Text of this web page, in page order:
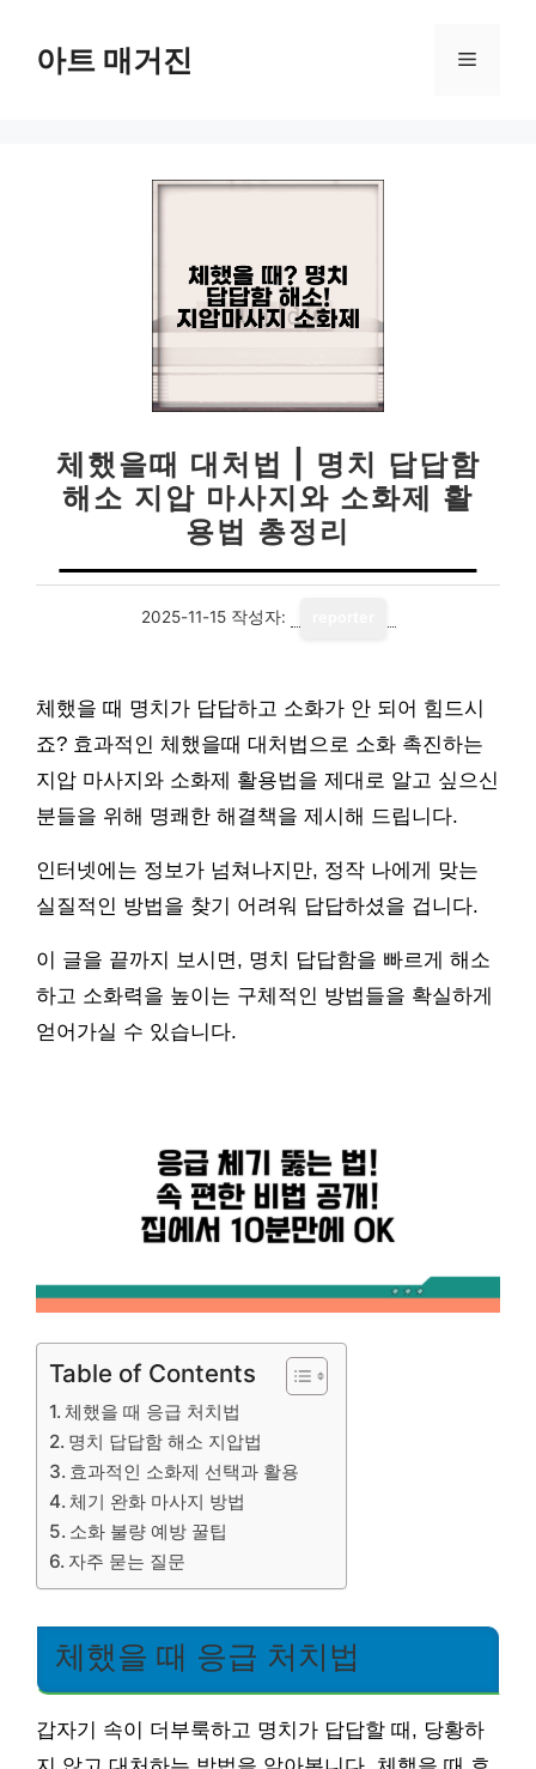
아트 매거진 메
체했을때 대처법 | 명치 답답함
해소 지압 마사지와 소화제 활
용법 총정리
2025-11-15 작성자:
체했을 때 명치가 답답하고 소화가 안 되어 힘드시
죠? 효과적인 체했을때 대처법으로 소화 촉진하는
지압 마사지와 소화제 활용법을 제대로 알고 싶으신
분들을 위해 명쾌한 해결책을 제시해 드립니다.
인터넷에는 정보가 넘쳐나지만, 정작 나에게 맞는
실질적인 방법을 찾기 어려워 답답하셨을 겁니다.
이 글을 끝까지 보시면, 명치 답답함을 빠르게 해소
하고 소화력을 높이는 구체적인 방법들을 확실하게
얻어가실 수 있습니다.
Table of Contents
체했을 때 응급 처치법
명치 답답함 해소 지압법
효과적인 소화제 선택과 활용
체기 완화 마사지 방법
소화 불량 예방 꿀팁
자주 묻는 질문
체했을 때 응급 처치법
갑자기 속이 더부룩하고 명치가 답답할 때, 당황하